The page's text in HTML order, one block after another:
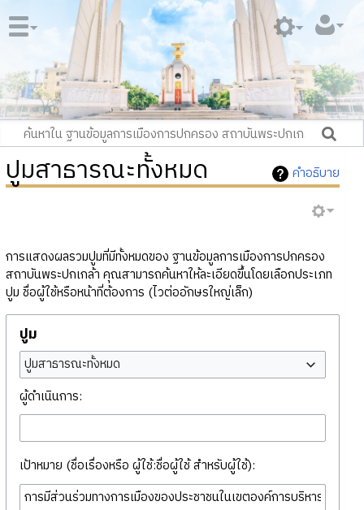
คำอธิบาย
ปูมสาธารณะทั้งหมด
การแสดงผลรวมปูมที่มีทั้งหมดของ ฐานข้อมูลการเมืองการปกครอง
สถาบันพระปกเกล้า คุณสามารถค้นหาให้ละเอียดขึ้นโดยเลือกประเภท
ปูม ชื่อผู้ใช้หรือหน้าที่ต้องการ (ไวต่ออักษรใหญ่เล็ก)
ปูม
ปูมสาธารณะทั้งหมด
ผู้ดำเนินการ:
เป้าหมาย (ชื่อเรื่องหรือ ผู้ใช้:ชื่อผู้ใช้ สำหรับผู้ใช้):